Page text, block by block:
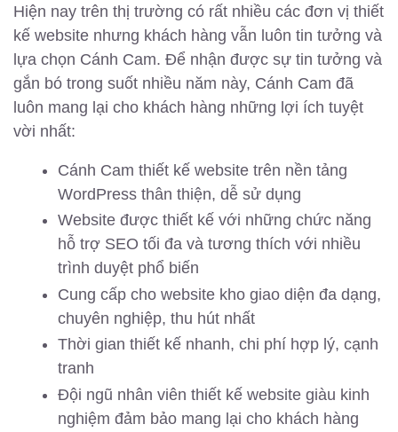
Hiện nay trên thị trường có rất nhiều các đơn vị thiết
kế website nhưng khách hàng vẫn luôn tin tưởng và
lựa chọn Cánh Cam. Để nhận được sự tin tưởng và
gắn bó trong suốt nhiều năm này, Cánh Cam đã
luôn mang lại cho khách hàng những lợi ích tuyệt
vời nhất:
Cánh Cam thiết kế website trên nền tảng
WordPress thân thiện, dễ sử dụng
Website được thiết kế với những chức năng
hỗ trợ SEO tối đa và tương thích với nhiều
trình duyệt phổ biến
Cung cấp cho website kho giao diện đa dạng,
chuyên nghiệp, thu hút nhất
Thời gian thiết kế nhanh, chi phí hợp lý, cạnh
tranh
Đội ngũ nhân viên thiết kế website giàu kinh
nghiệm đảm bảo mang lại cho khách hàng